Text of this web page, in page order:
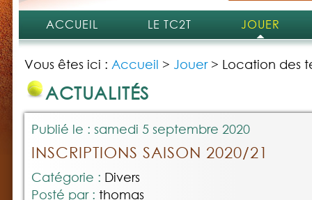
ACCUEIL LE TC2T JOUER
Vous êtes ici : Accueil > Jouer> Location des
ACTUALITÉS
Publié le : samedi 5 septembre 2020
INSCRIPTIONS SAISON 2020/21
Catégorie : Divers
Posté par : thomas